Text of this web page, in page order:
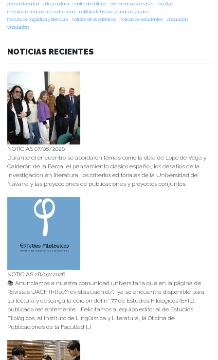
agenda facultad arte y cultura centro de noticias conferencias y charlas
facultad
instituto de ciencias de la educación
instituto de historia y ciencias sociales
instituto de lingüística y literatura
noticias de académicos noticias de estudiantes
vinculacion
vinculación
NOTICIAS RECIENTES
NOTICIAS 07/08/2026
Durante el encuentro se abordaron temas como la obra de Lope de Vega y
Calderón de la Barca, el pensamiento clásico español, los desafíos de la
investigación en literatura, los criterios editoriales de la Universidad de
Navarra y las proyecciones de publicaciones y proyectos conjuntos.
NOTICIAS 28/07/2026
📚 Anunciamos a nuestra comunidad universitaria que en la página de
Revistas UACh (http://revistas.uach.cl/), ya se encuentra disponible para
su lectura y descarga la edición del n° 77 de Estudios Filológicos (EFIL),
publicado recientemente. Felicitamos al equipo editorial de Estudios
Filológicos, al Instituto de Lingüística y Literatura, la Oficina de
Publicaciones de la Facultad […]